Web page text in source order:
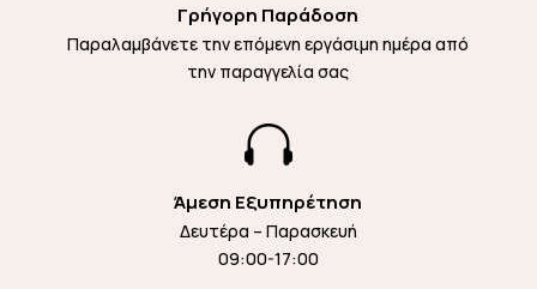
Γρήγορη Παράδοση
Παραλαμβάνετε την επόμενη εργάσιμη ημέρα από
την παραγγελία σας

Άμεση Εξυπηρέτηση
Δευτέρα – Παρασκευή
09:00-17:00